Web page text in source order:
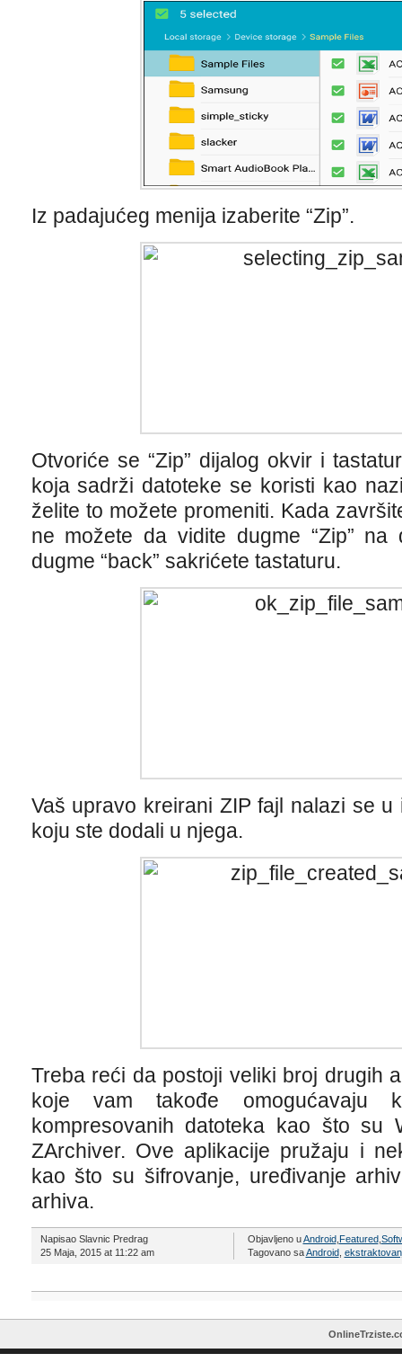
Iz padajućeg menija izaberite “Zip”.
Otvoriće se “Zip” dijalog okvir i
koja sadrži datoteke se koristi kao
želite to možete promeniti. Kada
ne možete da vidite dugme “Zip” na
dugme “back” sakrićete tastaturu.
Vaš upravo kreirani ZIP fajl nalazi se
koju ste dodali u njega.
Treba reći da postoji veliki broj drugih
koje vam takođe omogućavaju
kompresovanih datoteka kao što su
ZArchiver. Ove aplikacije pružaju i
kao što su šifrovanje, uređivanje
arhiva.
Napisao Slavnic Predrag
25 Maja, 2015 at 11:22 am
Objavljeno uAndroid, Featured,
Tagovano saAndroid,